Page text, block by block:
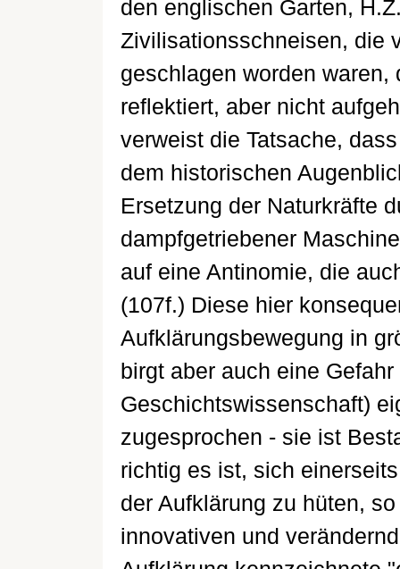
den englischen Garten,
Zivilisationsschneisen, die
geschlagen worden
reflektiert, aber nicht
verweist die Tatsache,
dem historischen
Ersetzung der Naturkräfte
dampfgetriebener
auf eine Antinomie, die
(107f.) Diese hier
Aufklärungsbewegung in
birgt aber auch eine
Geschichtswissenschaft)
zugesprochen - sie ist
richtig es ist, sich
der Aufklärung zu hüten,
innovativen und